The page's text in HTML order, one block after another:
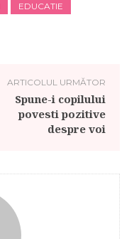
EDUCATIE
ARTICOLUL URMĂTOR
Spune-i copilului
povesti pozitive
despre voi